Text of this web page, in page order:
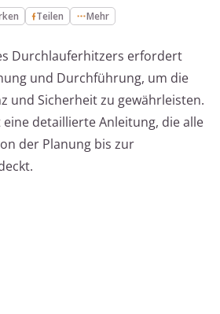
Teilen Mehr
Durchlauferhitzers erfordert
und Durchführung, um die
und Sicherheit zu gewährleisten.
detaillierte Anleitung, die alle
der Planung bis zur